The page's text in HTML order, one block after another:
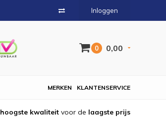
Inloggen
0 0,00
KLANTENSERVICE
MERKEN
hoogste kwaliteit voor de laagste prijs